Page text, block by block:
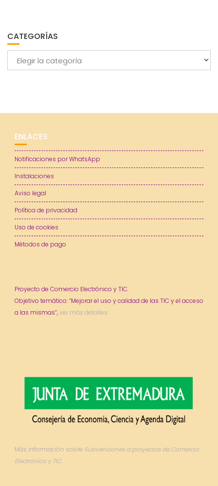
CATEGORÍAS
ENLACES
Notificaciones por WhatsApp
Instalaciones
Aviso legal
Política de privacidad
Uso de cookies
Métodos de pago
Proyecto de Comercio Electrónico y TIC.
Objetivo temático: “Mejorar el uso y calidad de las TIC y el acceso
a las mismas”,ver más detalles.
Más información sobre Subvenciones a proyectos de Comercio
Electrónico y TIC.